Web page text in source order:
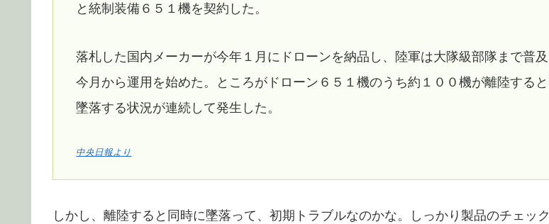
と統制装備６５１機を契約した。
落札した国内メーカーが今年１月にドローンを納品し、陸軍は大隊級部隊まで普
今月から運用を始めた。ところがドローン６５１機のうち約１００機が離陸する
墜落する状況が連続して発生した。
中央日報より
しかし、離陸すると同時に墜落って、初期トラブルなのかな。しっかり製品のチェッ